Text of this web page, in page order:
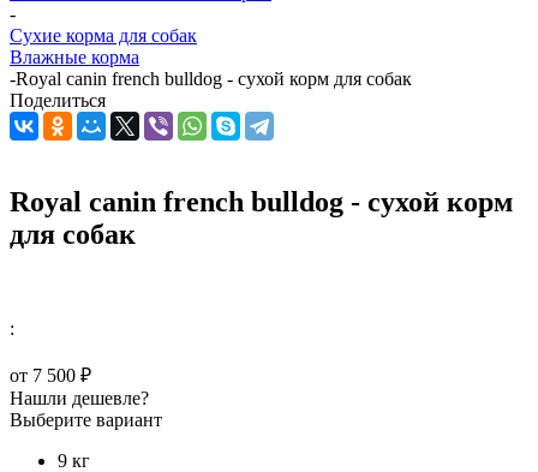
-
Сухие корма для собак
Влажные корма
-Royal canin french bulldog - сухой корм для собак
Поделиться
Royal canin french bulldog - сухой корм
для собак
:
от 7 500 ₽
Нашли дешевле?
Выберите вариант
9 кг